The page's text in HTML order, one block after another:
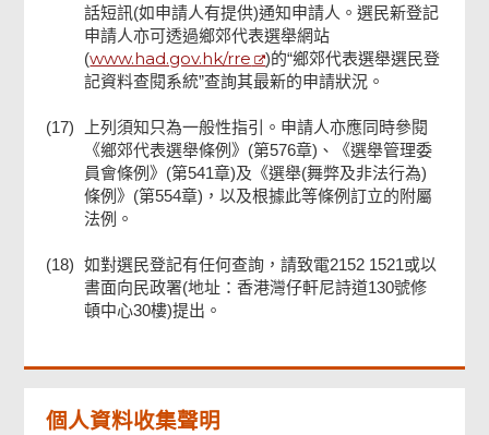
話短訊(如申請人有提供)通知申請人。選民新登記
申請人亦可透過鄉郊代表選舉網站
(www.had.gov.hk/rre
)的“鄉郊代表選舉選民登
記資料查閱系統”查詢其最新的申請狀況。
(17)
上列須知只為一般性指引。申請人亦應同時參閱
《鄉郊代表選舉條例》(第576章)、《選舉管理委
員會條例》(第541章)及《選舉(舞弊及非法行為)
條例》(第554章)，以及根據此等條例訂立的附屬
法例。
(18)
如對選民登記有任何查詢，請致電2152 1521或以
書面向民政署(地址：香港灣仔軒尼詩道130號修
頓中心30樓)提出。
個人資料收集聲明